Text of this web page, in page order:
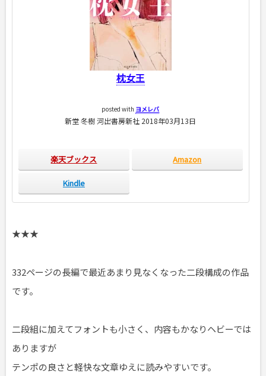
枕女王
posted with ヨメレバ
新堂 冬樹 河出書房新社 2018年03月13日
楽天ブックス Amazon
Kindle
★★★
332ページの長編で最近あまり見なくなった二段構成の作品
です。
二段組に加えてフォントも小さく、内容もかなりヘビーでは
ありますが
テンポの良さと軽快な文章ゆえに読みやすいです。